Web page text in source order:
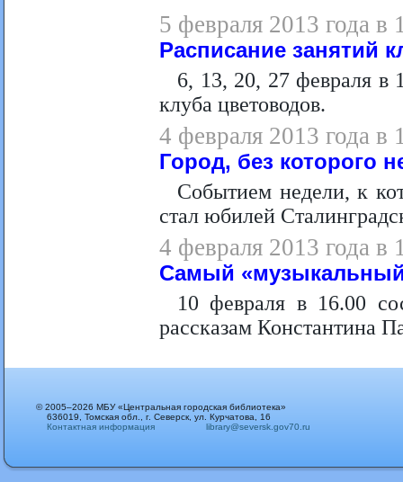
5 февраля 2013 года в
Расписание занятий
6, 13, 20, 27 февраля в
клуба цветоводов.
4 февраля 2013 года в
Город, без
Событием недели, к
стал юбилей
4 февраля 2013 года в
Самый
10 февраля в 16.00
рассказам Константина
© 2005–2026 МБУ «Центральная городская библиотека»
636019, Томская обл., г. Северск, ул. Курчатова, 16
Контактная информация
library@seversk.gov70.ru